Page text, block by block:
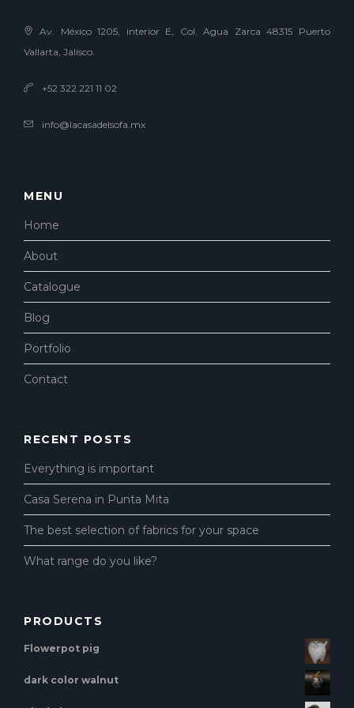
Av. México 1205, interior E, Col. Agua Zarca 48315 Puerto
Vallarta, Jalisco.
+52 322 221 11 02
info@lacasadelsofa.mx
MENU
Home
About
Catalogue
Blog
Portfolio
Contact
RECENT POSTS
Everything is important
Casa Serena in Punta Mita
The best selection of fabrics for your space
What range do you like?
PRODUCTS
Flowerpot pig
dark color walnut